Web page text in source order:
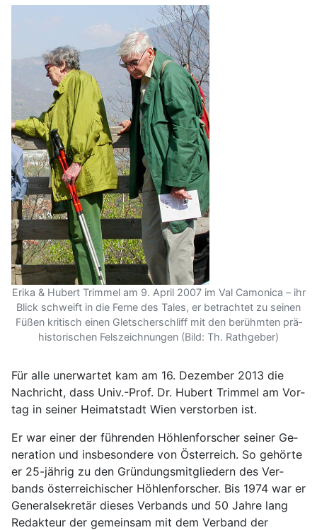
Erika & Hubert Trimmel am 9. April 2007 im Val Camonica – ihr
Blick schweift in die Ferne des Tales, er be­trachtet zu seinen
Füßen kri­tisch einen Gletscher­schliff mit den berühmten prä­
historischen Fels­zeichnungen (Bild: Th. Rathgeber)
Für alle unerwartet kam am 16. Dezember 2013 die
Nach­richt, dass Univ.-Prof. Dr. Hubert Trimmel am Vor­
tag in seiner Heimat­stadt Wien verstorben ist.
Er war einer der führenden Höhlen­forscher seiner Ge­
neration und ins­be­sondere von Öster­reich. So ge­hörte
er 25-jährig zu den Gründungs­mit­gliedern des Ver­
bands öster­reich­ischer Höhlen­forscher. Bis 1974 war er
Ge­neral­sekretär dieses Ver­bands und 50 Jahre lang
Re­dakteur der ge­mein­sam mit dem Ver­band der